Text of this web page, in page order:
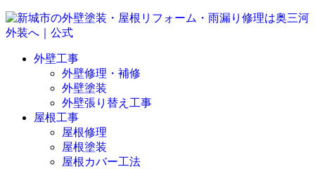
外壁工事
外壁修理・補修
外壁塗装
外壁張り替え工事
屋根工事
屋根修理
屋根塗装
屋根カバー工法